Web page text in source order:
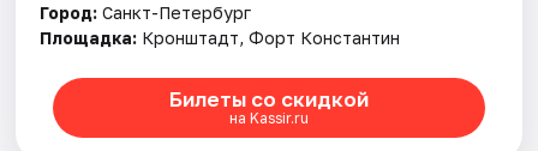
Рейтинги
Город: Санкт-Петербург
Площадка: Кронштадт, Форт Константин
Билеты со скидкой
на Kassir.ru